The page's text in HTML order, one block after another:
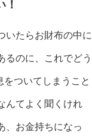
いたらお財布の中に
のに、これでどう
ついてしまうこと
んてよく聞くけれ
、お金持ちになっ